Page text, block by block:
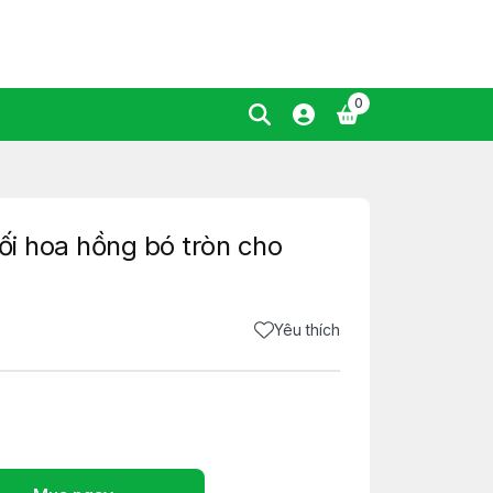
0
hoa hồng bó tròn cho
Yêu thích